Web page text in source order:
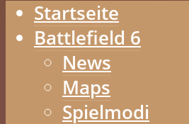
Startseite
Battlefield 6
News
Maps
Spielmodi